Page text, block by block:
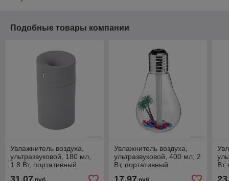
Подобные товары компании
Увлажнитель воздуха,
ультразвуковой, 180 мл,
1.8 Вт, портативный
Увлажнитель воздуха,
ультразвуковой, 400 мл, 2
Вт, портативный
Вт,